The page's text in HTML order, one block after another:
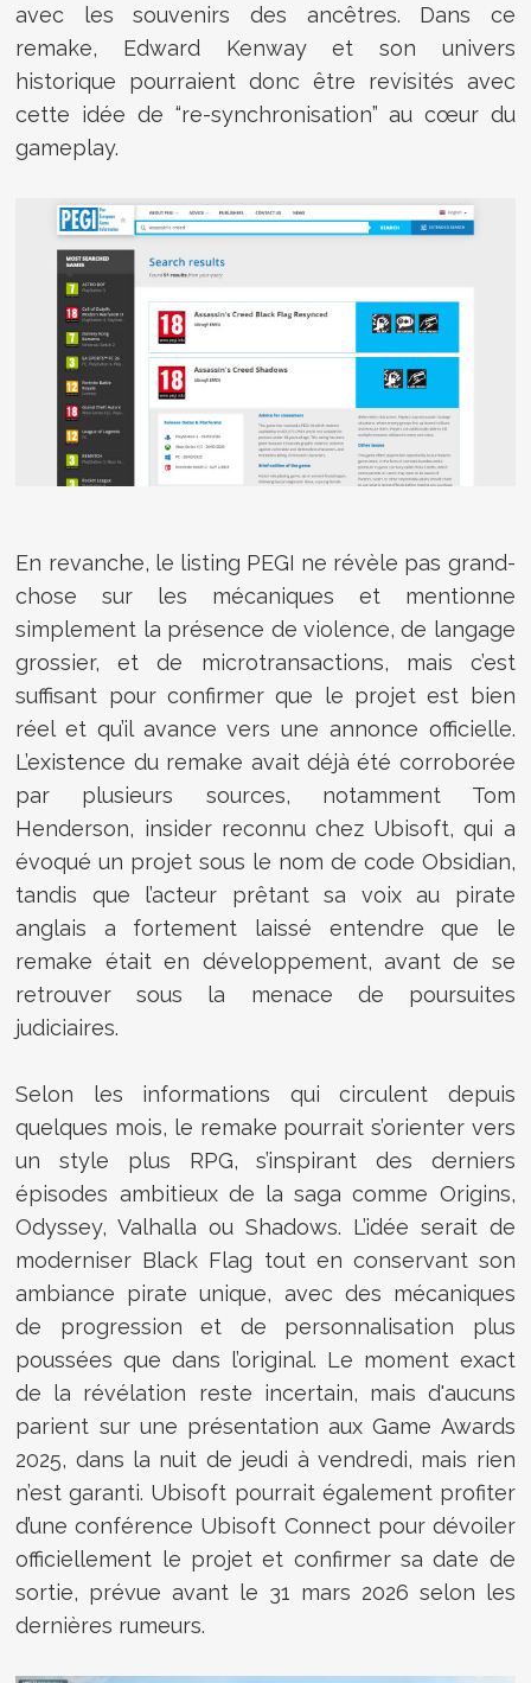
avec les souvenirs des ancêtres. Dans ce
remake, Edward Kenway et son univers
historique pourraient donc être revisités avec
cette idée de “re-synchronisation” au cœur du
gameplay.
En revanche, le listing PEGI ne révèle pas grand-
chose sur les mécaniques et mentionne
simplement la présence de violence, de langage
grossier, et de microtransactions, mais c’est
suffisant pour confirmer que le projet est bien
réel et qu’il avance vers une annonce officielle.
L’existence du remake avait déjà été corroborée
par plusieurs sources, notamment Tom
Henderson, insider reconnu chez Ubisoft, qui a
évoqué un projet sous le nom de code Obsidian,
tandis que l’acteur prêtant sa voix au pirate
anglais a fortement laissé entendre que le
remake était en développement, avant de se
retrouver sous la menace de poursuites
judiciaires.
Selon les informations qui circulent depuis
quelques mois, le remake pourrait s’orienter vers
un style plus RPG, s’inspirant des derniers
épisodes ambitieux de la saga comme Origins,
Odyssey, Valhalla ou Shadows. L’idée serait de
moderniser Black Flag tout en conservant son
ambiance pirate unique, avec des mécaniques
de progression et de personnalisation plus
poussées que dans l’original. Le moment exact
de la révélation reste incertain, mais d'aucuns
parient sur une présentation aux Game Awards
2025, dans la nuit de jeudi à vendredi, mais rien
n’est garanti. Ubisoft pourrait également profiter
d’une conférence Ubisoft Connect pour dévoiler
officiellement le projet et confirmer sa date de
sortie, prévue avant le 31 mars 2026 selon les
dernières rumeurs.